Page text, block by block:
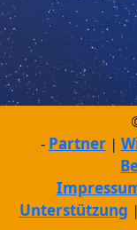
Partner
Unterstützung